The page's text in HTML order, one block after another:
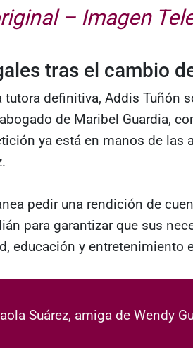
– Imagen
tras el cambio
tutora definitiva, Addis Tuñón
de Maribel Guardia,
ya está en manos de las
pedir una rendición de
para garantizar que sus
educación y entretenimiento
Suárez, amiga de Wendy